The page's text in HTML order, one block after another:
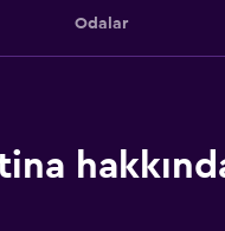
Odalar